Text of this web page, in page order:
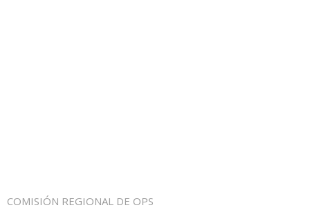
COMISIÓN REGIONAL DE OPS